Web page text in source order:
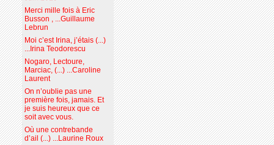
Merci mille fois à Eric
Busson , ...Guillaume
Lebrun
Moi c’est Irina, j’étais (...)
...Irina Teodorescu
Nogaro, Lectoure,
Marciac, (...) ...Caroline
Laurent
On n’oublie pas une
première fois, jamais. Et
je suis heureux que ce
soit avec vous.
Où une contrebande
d’ail (...) ...Laurine Roux